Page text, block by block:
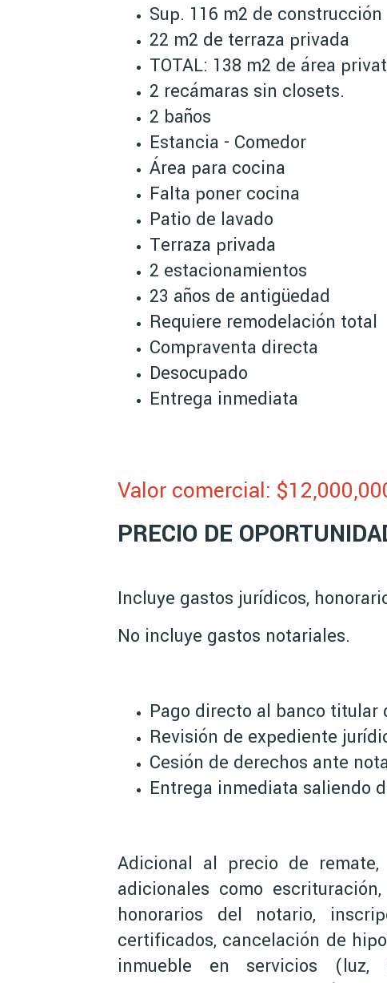
Sup. 116 m2 de construcción
22 m2 de terraza privada
TOTAL: 138 m2 de área
2 recámaras sin closets.
2 baños
Estancia - Comedor
Área para cocina
Falta poner cocina
Patio de lavado
Terraza privada
2 estacionamientos
23 años de antigüedad
Requiere remodelación total
Compraventa directa
Desocupado
Entrega inmediata
Valor comercial: $12,000
PRECIO DE
Incluye gastos jurídicos,
No incluye gastos notariales.
Pago directo al banco titular
Revisión de expediente
Cesión de derechos ante
Entrega inmediata saliendo
Adicional al precio de
adicionales como
honorarios del notario,
certificados, cancelación de
inmueble en servicios (luz,